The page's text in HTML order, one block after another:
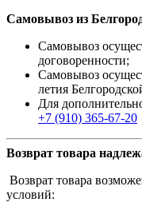
Самовывоз из
Самовывоз
договоренности;
Самовывоз
летия
Для
+7 (910) 365-67-20
Возврат товара
Возврат товара
условий: